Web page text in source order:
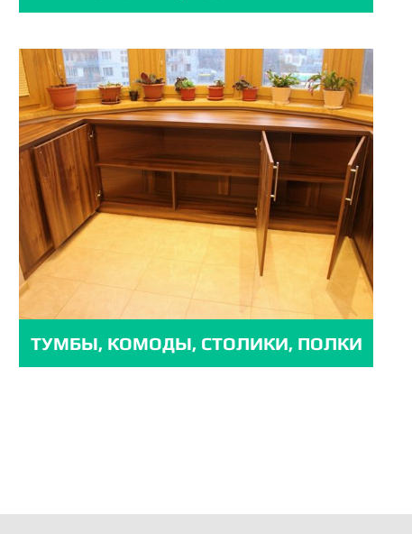
ТУМБЫ, КОМОДЫ, СТОЛИКИ, ПОЛКИ